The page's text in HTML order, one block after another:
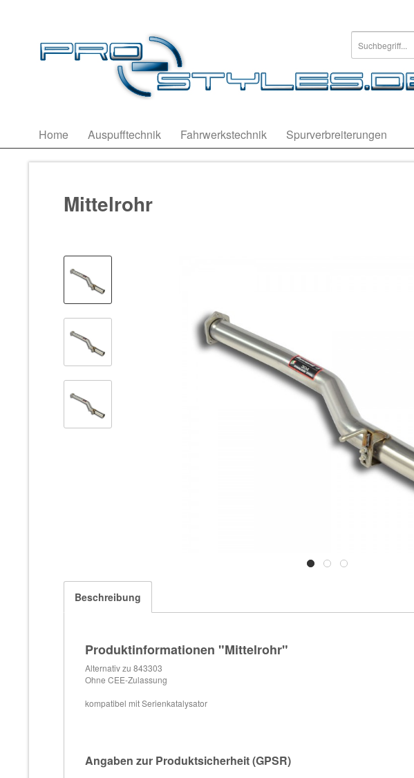
Home Auspufftechnik Fahrwerkstechnik Spurverbreiterungen
Mittelrohr
Beschreibung
Produktinformationen "Mittelrohr"
Alternativ zu 843303
Ohne CEE-Zulassung
kompatibel mit Serienkatalysator
Angaben zur Produktsicherheit (GPSR)